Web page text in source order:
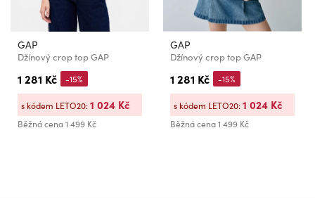
GAP
Džínový crop top GAP
1 281 Kč
Běžná cena1 499 Kč
-15%
s kódem LETO20:1 024 Kč
GAP
Džínový crop top GAP
1 281 Kč
Běžná cena1 499 Kč
-15%
s kódem LETO20:1 024 Kč